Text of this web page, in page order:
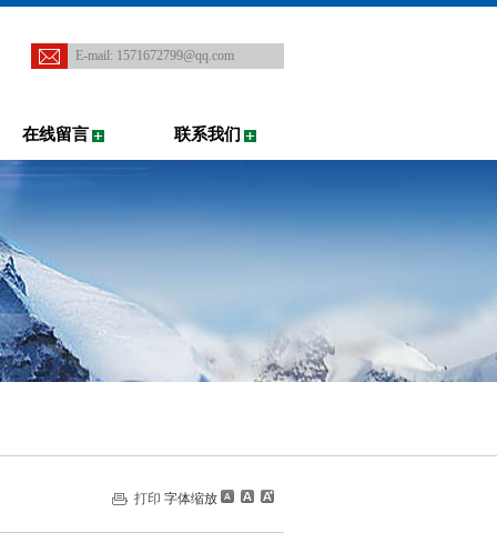
E-mail: 1571672799@qq.com
在线留言 联系我们
打印 字体缩放